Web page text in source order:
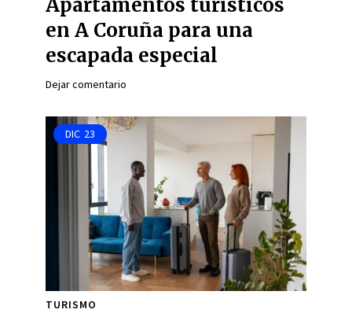
Apartamentos turísticos
en A Coruña para una
escapada especial
Dejar comentario
DIC 23
TURISMO